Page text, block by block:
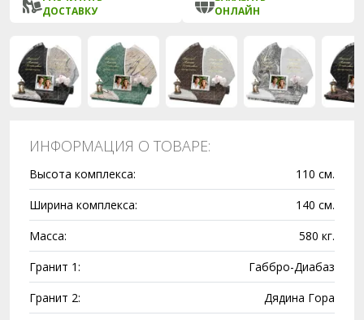
ДОСТАВКУ
ОНЛАЙН
ИНФОРМАЦИЯ О ТОВАРЕ:
Высота комплекса:
110 см.
Ширина комплекса:
140 см.
Масса:
580 кг.
Гранит 1:
Габбро-Диабаз
Гранит 2:
Дядина Гора